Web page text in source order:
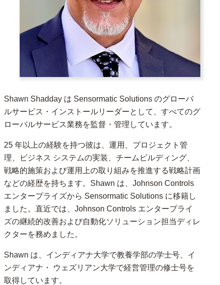
Shawn Shadday は Sensormatic Solutions のグローバ
ルサービス・インストールリーダーとして、すべてのグ
ローバルサービス業務を監督・管理しています。
25 年以上の経験を持つ彼は、運用、プロジェクト管
理、ビジネス システムの実装、チームビルディング、
戦略的施策および運用上の取り組みを推進する戦略計画
などの経歴を持ちます。Shawn は、Johnson Controls
エンタープライズから Sensormatic Solutions に移籍し
ました。直近では、Johnson Controls エンタープライ
ズの継続的改善および自動化ソリューション担当ディレ
クターを務めました。
Shawn は、インディアナ大学で教養学部の学士号、イ
ンディアナ・ ウェズリアン大学で経営管理の修士号を
取得しています。